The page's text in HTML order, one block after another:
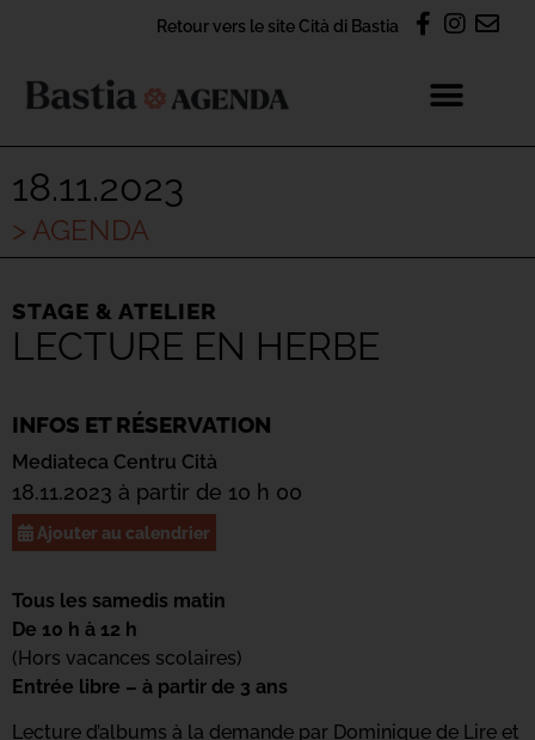
Retour vers le site Cità di Bastia
18.11.2023
> AGENDA
STAGE & ATELIER
LECTURE EN HERBE
INFOS ET RÉSERVATION
Mediateca Centru Cità
18.11.2023 à partir de 10 h 00
Ajouter au calendrier
Tous les samedis matin
De 10 h à 12 h
(Hors vacances scolaires)
Entrée libre – à partir de 3 ans
Lecture d’albums à la demande par Dominique de Lire et